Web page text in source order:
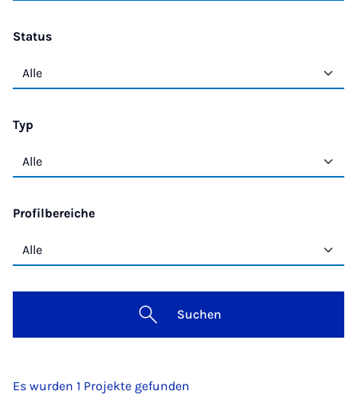
Status
Typ
Profilbereiche
Suchen
Es wurden 1 Projekte gefunden